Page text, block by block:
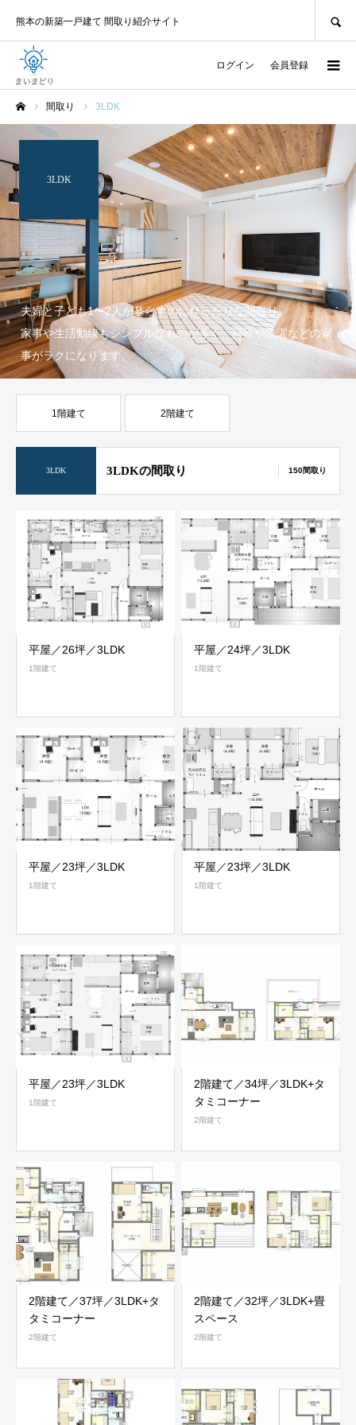
熊本の新築一戸建て 間取り紹介サイト
ログイン 会員登録
間取り 3LDK
3LDK
夫婦と子ども1〜2人が暮らすのにぴったりな間取り。
家事や生活動線もシンプルなものが多く、掃除や洗濯などの家
事がラクになります。
1階建て 2階建て
3LDK 3LDKの間取り 150間取り
平屋／26坪／3LDK
1階建て
平屋／24坪／3LDK
1階建て
平屋／23坪／3LDK
1階建て
平屋／23坪／3LDK
1階建て
平屋／23坪／3LDK
1階建て
2階建て／34坪／3LDK+タ
タミコーナー
2階建て
2階建て／37坪／3LDK+タ
タミコーナー
2階建て
2階建て／32坪／3LDK+畳
スペース
2階建て